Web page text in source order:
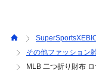
ア じゅにあ 子供 JR
球団 海外球団 海外
かけ レジャー アウ
その他ファッション
MLB 二つ折り財布